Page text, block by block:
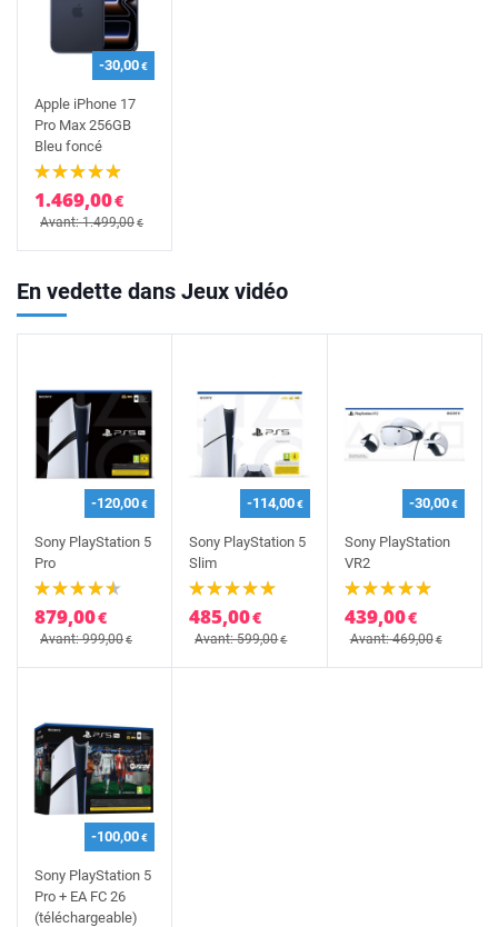
-30,00€
Apple iPhone 17
Pro Max 256GB
Bleu foncé
1.469,00€
Avant: 1.499,00€
En vedette dans Jeux vidéo
-120,00€
Sony PlayStation 5
Pro
879,00€
Avant: 999,00€
-114,00€
Sony PlayStation 5
Slim
485,00€
Avant: 599,00€
-30,00€
Sony PlayStation
VR2
439,00€
Avant: 469,00€
-100,00€
Sony PlayStation 5
Pro + EA FC 26
(téléchargeable)